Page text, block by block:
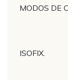
MODOS DE
ISOFIX.